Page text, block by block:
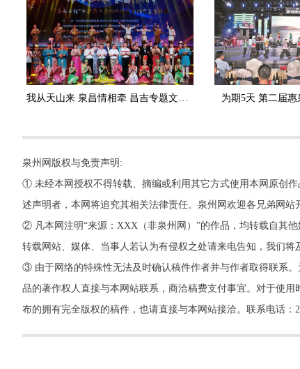
为期5天 第二届
泉州网版权与免责声明:
① 未经本网授权不得转载、摘编或利用其它方式使用本网原创
述声明者，本网将追究其相关法律责任。泉州网欢迎各兄弟网站
② 凡本网注明“来源：XXX（非泉州网）”的作品，均转载自其
转载网站、媒体、当事人若认为有侵权之处请来电告知，我们将
③ 由于网络的特殊性无法及时确认稿件作者并与作者取得联系
品的著作权人直接与本网站联系，商洽稿费支付事宜。对于使
布的拥有完全版权的稿件，也请直接与本网站接洽。联系电话：